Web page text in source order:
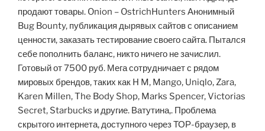
продают товары. Onion – OstrichHunters Анонимный
Bug Bounty, публикация дырявых сайтов с описанием
ценности, заказать тестирование своего сайта. Пытался
себе пополнить баланс, никто ничего не зачислил.
Готовый от 7500 руб. Мега сотрудничает с рядом
мировых брендов, таких как H M, Mango, Uniqlo, Zara,
Karen Millen, The Body Shop, Marks Spencer, Victorias
Secret, Starbucks и другие. Ватутина,. Проблема
скрытого интернета, доступного через ТОР-браузер, в